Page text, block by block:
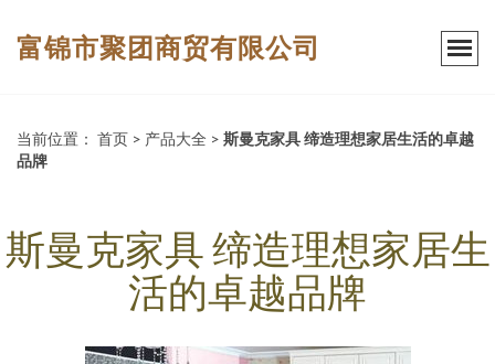
富锦市聚团商贸有限公司
当前位置： 首页 > 产品大全 > 斯曼克家具 缔造理想家居生活的卓越
品牌
斯曼克家具 缔造理想家居生
活的卓越品牌